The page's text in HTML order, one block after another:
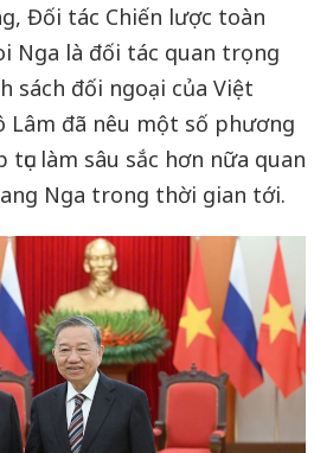
Đối tác Chiến lược toàn
Nga là đối tác quan trọng
sách đối ngoại của Việt
Lâm đã nêu một số phương
làm sâu sắc hơn nữa quan
Nga trong thời gian tới.